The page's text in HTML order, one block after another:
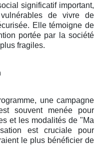
significatif important,
de vivre de
Elle témoigne de
portée par la société
fragiles.
une campagne
souvent menée pour
et les modalités de "Ma
est cruciale pour
le plus bénéficier de